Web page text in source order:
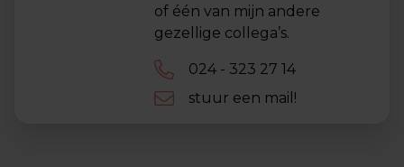
of één van mijn andere
gezellige collega’s.
024 - 323 27 14
stuur een mail!